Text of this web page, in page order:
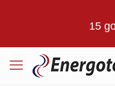
15